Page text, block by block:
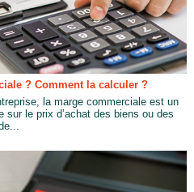
? Comment la calculer ?
la marge commerciale est un
le prix d’achat des biens ou des